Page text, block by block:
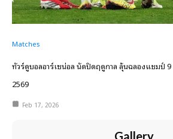
Matches
ทัวร์ดูบอลอาร์เซน่อล นัดปิดฤดูกาล ลุ้นฉลองแชมป์ 9
2569
Feb 17, 2026